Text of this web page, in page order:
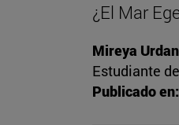
¿El Mar
Mireya
Estudiante
Publicado en: